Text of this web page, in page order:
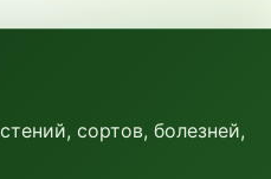
сортов, болезней,